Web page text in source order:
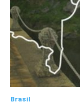
Brasil